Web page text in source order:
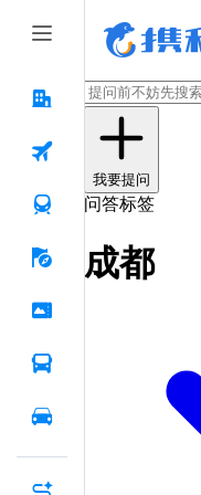
我要提问
问答标签
成都